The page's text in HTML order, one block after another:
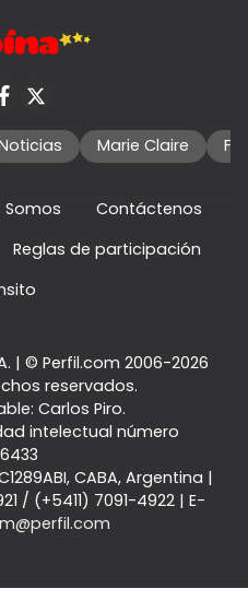
Marie Claire
Somos
Contáctenos
Reglas de participación
| © Perfil.com 2006-2026
reservados.
Carlos Piro.
intelectual número
, CABA, Argentina |
/ (+5411) 7091-4922| E-